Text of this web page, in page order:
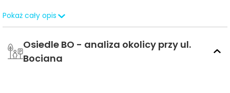
start budowy rozpoczął się zgodnie z planem
01.02.2024 r, zakończenie budowy zaplanowane jest
na 30.06.2025 r, z terminem odbioru kluczy do
30.10.2025 r.
Pokaż cały opis
Osiedle BO - analiza okolicy przy ul.
Bociana